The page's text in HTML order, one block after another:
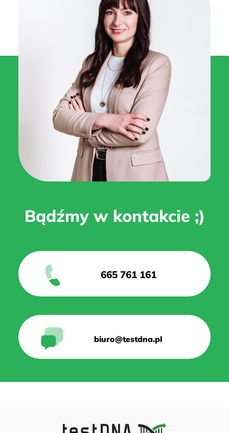
Bądźmy w kontakcie ;)
665 761 161
biuro@testdna.pl